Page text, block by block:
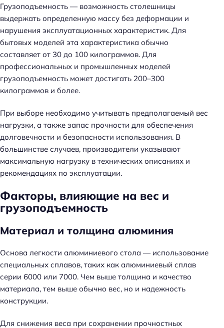
Грузоподъемность — возможность столешницы
выдержать определенную массу без деформации и
нарушения эксплуатационных характеристик. Для
бытовых моделей эта характеристика обычно
составляет от 30 до 100 килограммов. Для
профессиональных и промышленных моделей
грузоподъемность может достигать 200–300
килограммов и более.
При выборе необходимо учитывать предполагаемый вес
нагрузки, а также запас прочности для обеспечения
долговечности и безопасности использования. В
большинстве случаев, производители указывают
максимальную нагрузку в технических описаниях и
рекомендациях по эксплуатации.
Факторы, влияющие на вес и
грузоподъемность
Материал и толщина алюминия
Основа легкости алюминиевого стола — использование
специальных сплавов, таких как алюминиевый сплав
серии 6000 или 7000. Чем выше толщина и качество
материала, тем выше обычно вес, но и надежность
конструкции.
Для снижения веса при сохранении прочностных